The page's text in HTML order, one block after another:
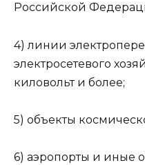
Российской
4) линии
электросетевого
киловольт и более;
5) объекты
6) аэропорты и иные